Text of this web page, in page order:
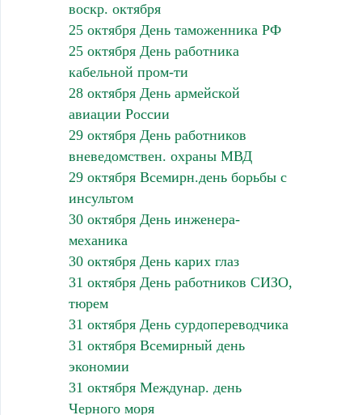
воскр. октября
25 октября День таможенника РФ
25 октября День работника
кабельной пром-ти
28 октября День армейской
авиации России
29 октября День работников
вневедомствен. охраны МВД
29 октября Всемирн.день борьбы с
инсультом
30 октября День инженера-
механика
30 октября День карих глаз
31 октября День работников СИЗО,
тюрем
31 октября День сурдопереводчика
31 октября Всемирный день
экономии
31 октября Междунар. день
Черного моря